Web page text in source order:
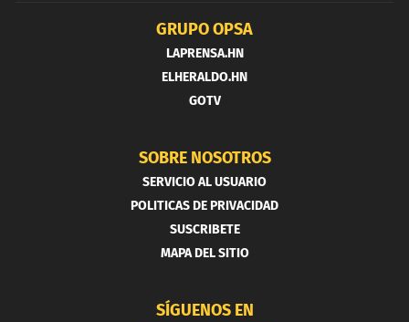
GRUPO OPSA
LAPRENSA.HN
ELHERALDO.HN
GOTV
SOBRE NOSOTROS
SERVICIO AL USUARIO
POLITICAS DE PRIVACIDAD
SUSCRIBETE
MAPA DEL SITIO
SÍGUENOS EN